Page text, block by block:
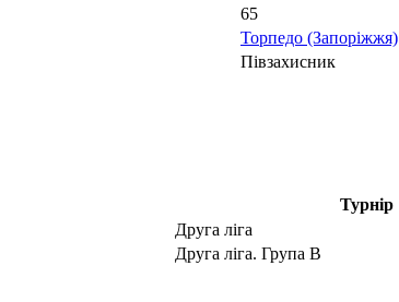
65
Торпедо (Запоріжжя)
Півзахисник
Турнір
Друга ліга
Друга ліга. Група В